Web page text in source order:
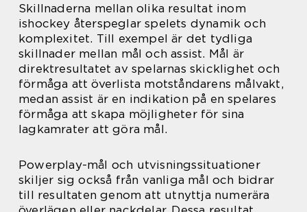
Skillnaderna mellan olika resultat inom
ishockey återspeglar spelets dynamik och
komplexitet. Till exempel är det tydliga
skillnader mellan mål och assist. Mål är
direktresultatet av spelarnas skicklighet och
förmåga att överlista motståndarens målvakt,
medan assist är en indikation på en spelares
förmåga att skapa möjligheter för sina
lagkamrater att göra mål.
Powerplay-mål och utvisningssituationer
skiljer sig också från vanliga mål och bidrar
till resultaten genom att utnyttja numerära